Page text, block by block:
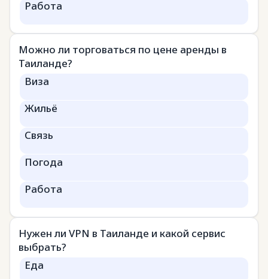
Работа
Можно ли торговаться по цене аренды в
Таиланде?
Виза
Жильё
Связь
Погода
Работа
Нужен ли VPN в Таиланде и какой сервис
выбрать?
Еда